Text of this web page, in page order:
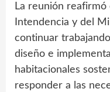
La reunión
Intendencia y del
continuar
diseño e
habitacionales
responder a las